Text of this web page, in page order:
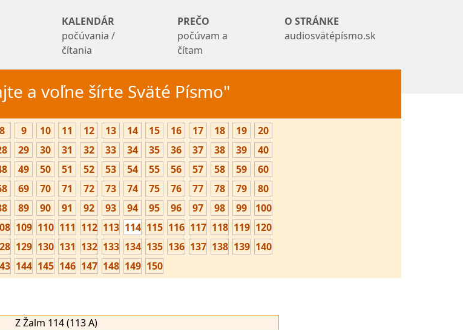
KALENDÁR
počúvania /
čítania
PREČO
počúvam a
čítam
O STRÁNKE
audiosvätépísmo.sk
a voľne šírte Sväté Písmo"
8 9 10 11 12 13 14 15 16 17 18 19
20
29 30 31 32 33 34 35 36 37 38 39
40
49 50 51 52 53 54 55 56 57 58 59
60
69 70 71 72 73 74 75 76 77 78 79
80
89 90 91 92 93 94 95 96 97 98 99
100
109 110 111 112 113 114 115 116 117 118 119 120
129 130 131 132 133 134 135 136 137 138 139 140
144 145 146 147 148 149 150
Z Žalm 114 (113 A)